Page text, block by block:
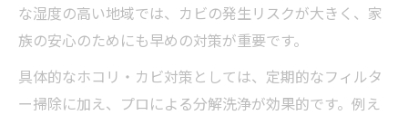
な湿度の高い地域では、カビの発生リスクが大きく、家
族の安心のためにも早めの対策が重要です。
具体的なホコリ・カビ対策としては、定期的なフィルタ
ー掃除に加え、プロによる分解洗浄が効果的です。例え